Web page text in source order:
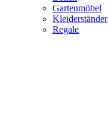
Gartenmöbel
Kleiderständer
Regale